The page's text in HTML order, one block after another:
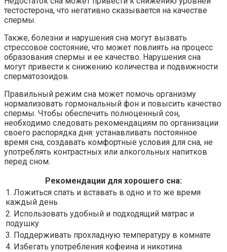
тестостерона, что негативно сказывается на качестве
спермы.
Также, болезни и нарушения сна могут вызвать
стрессовое состояние, что может повлиять на процесс
образования спермы и ее качество. Нарушения сна
могут привести к снижению количества и подвижности
сперматозоидов.
Правильный режим сна может помочь организму
нормализовать гормональный фон и повысить качество
спермы. Чтобы обеспечить полноценный сон,
необходимо следовать рекомендациям по организации
своего распорядка дня: устанавливать постоянное
время сна, создавать комфортные условия для сна, не
употреблять контрастных или алкогольных напитков
перед сном.
Рекомендации для хорошего сна:
1. Ложиться спать и вставать в одно и то же время
каждый день
2. Использовать удобный и подходящий матрас и
подушку
3. Поддерживать прохладную температуру в комнате
4. Избегать употребления кофеина и никотина